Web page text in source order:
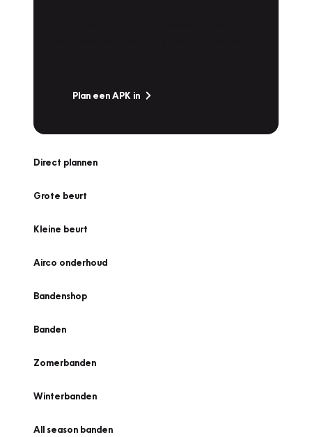
Plan een APK in
Direct plannen
Grote beurt
Kleine beurt
Airco onderhoud
Bandenshop
Banden
Zomerbanden
Winterbanden
All season banden